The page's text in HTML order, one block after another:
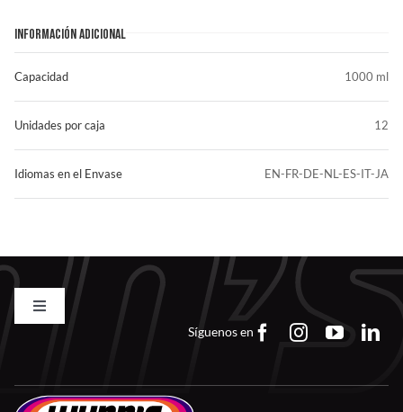
INFORMACIÓN ADICIONAL
Capacidad
Unidades por caja
Idiomas en el Envase
1000 ml
12
EN-FR-DE-NL-ES-IT-JA
Toggle
Síguenos en